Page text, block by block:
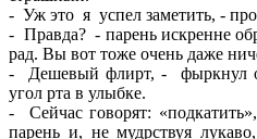
- Уж это я успел заметить, -
- Правда? - парень искренне
рад. Вы вот тоже очень даже
- Дешевый флирт, - фыркнул
угол рта в улыбке.
- Сейчас говорят:
парень и, не мудрствуя